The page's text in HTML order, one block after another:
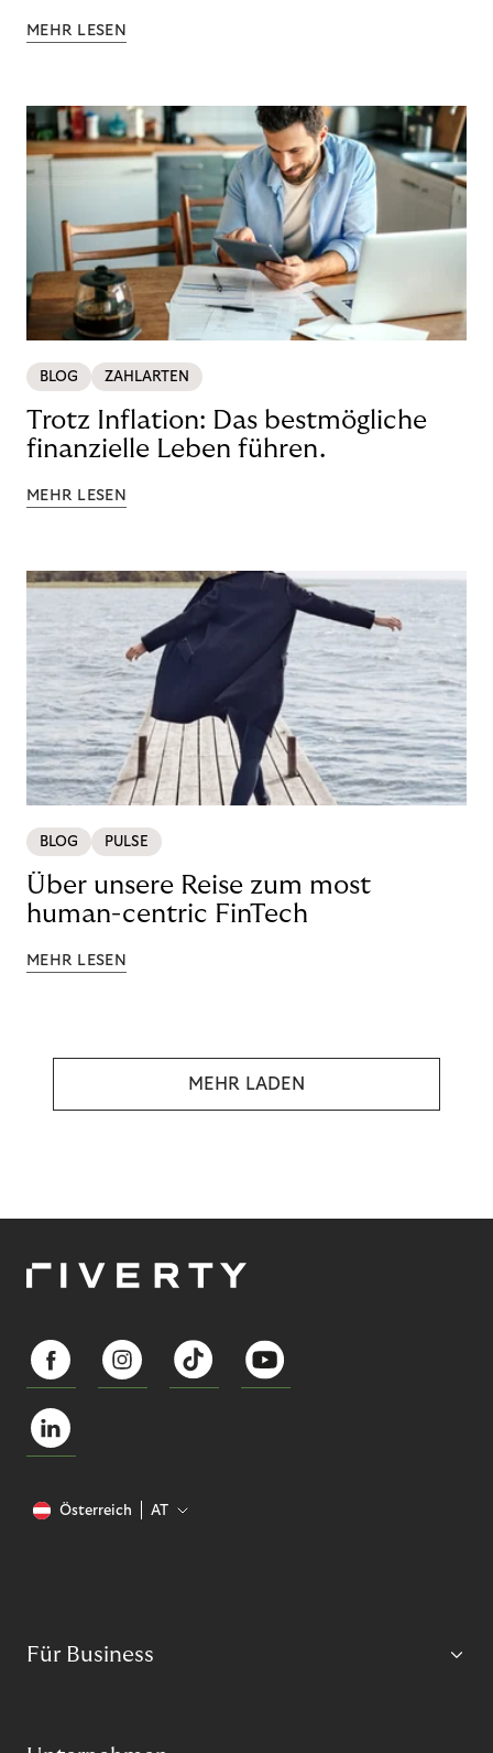
MEHR LESEN
BLOG ZAHLARTEN
Trotz Inflation: Das bestmögliche
finanzielle Leben führen.
MEHR LESEN
BLOG PULSE
Über unsere Reise zum most
human-centric FinTech
MEHR LESEN
MEHR LADEN
Österreich AT
Für Business